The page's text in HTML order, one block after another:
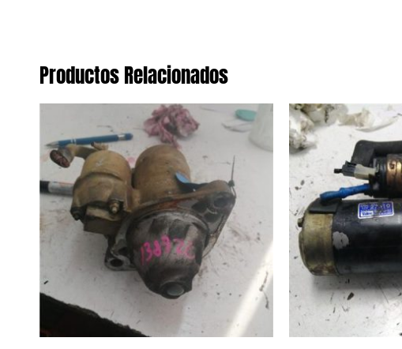
Productos Relacionados